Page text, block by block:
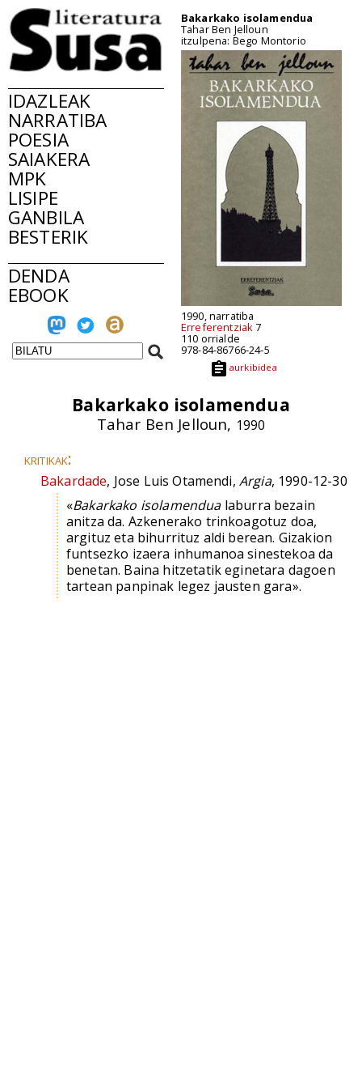
IDAZLEAK
NARRATIBA
POESIA
SAIAKERA
MPK
LISIPE
GANBILA
BESTERIK
DENDA
EBOOK
Bakarkako isolamendua
Tahar Ben Jelloun
itzulpena: Bego Montorio
1990, narratiba
Erreferentziak 7
110 orrialde
978-84-86766-24-5
aurkibidea
Bakarkako isolamendua
Tahar Ben Jelloun, 1990
kritikak:
Bakardade, Jose Luis Otamendi, Argia, 1990-12-30
«Bakarkako isolamendualaburra bezain
anitza da. Azkenerako trinkoagotuz doa,
argituz eta bihurrituz aldi berean. Gizakion
funtsezko izaera inhumanoa sinestekoa da
benetan. Baina hitzetatik eginetara dagoen
tartean panpinak legez jausten gara».